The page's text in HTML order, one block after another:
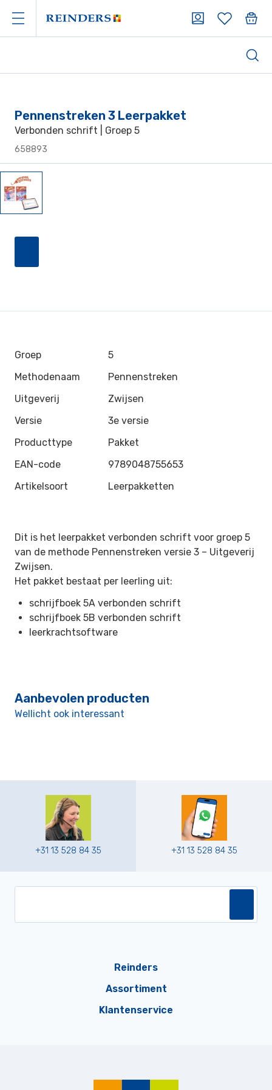
Pennenstreken 3 Leerpakket
Verbonden schrift | Groep 5
658893
Groep
5
Methodenaam
Pennenstreken
Uitgeverij
Zwijsen
Versie
3e versie
Producttype
Pakket
EAN-code
9789048755653
Artikelsoort
Leerpakketten
Dit is het leerpakket verbonden schrift voor groep 5
van de methode Pennenstreken versie 3 – Uitgeverij
Zwijsen.
Het pakket bestaat per leerling uit:
schrijfboek 5A verbonden schrift
schrijfboek 5B verbonden schrift
leerkrachtsoftware
Aanbevolen producten
Wellicht ook interessant
+31 13 528 84 35 +31 13 528 84 35
Reinders
Assortiment
Klantenservice